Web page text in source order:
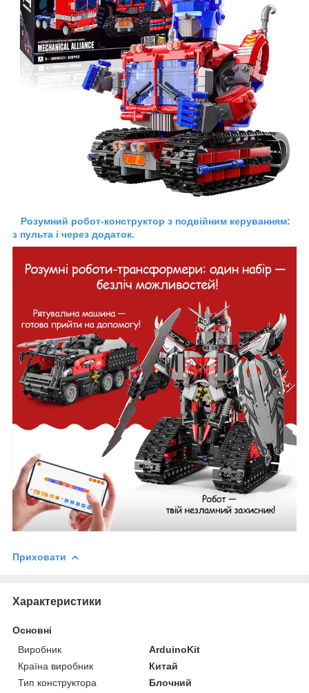
Розумний робот-конструктор з подвійним керуванням:
з пульта і через додаток.
Приховати
Характеристики
Основні
Виробник
ArduinoKit
Країна виробник
Китай
Тип конструктора
Блочний